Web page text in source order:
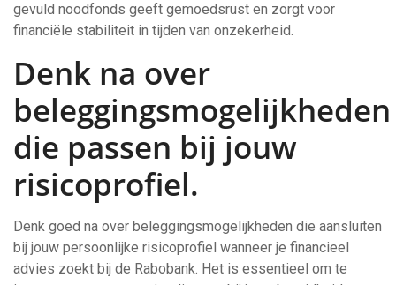
gevuld noodfonds geeft gemoedsrust en zorgt voor
financiële stabiliteit in tijden van onzekerheid.
Denk na over
beleggingsmogelijkheden
die passen bij jouw
risicoprofiel.
Denk goed na over beleggingsmogelijkheden die aansluiten
bij jouw persoonlijke risicoprofiel wanneer je financieel
advies zoekt bij de Rabobank. Het is essentieel om te